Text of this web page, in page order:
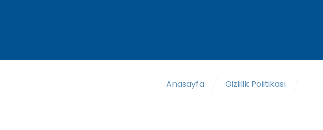
Gizlilik Politikası
Anasayfa